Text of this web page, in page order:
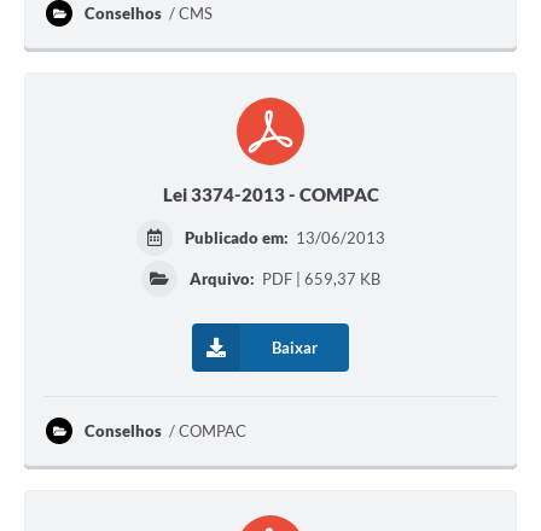
Conselhos CMS
Lei 3374-2013 - COMPAC
Publicado em: 13/06/2013
Arquivo: PDF | 659,37 KB
Baixar
Conselhos COMPAC